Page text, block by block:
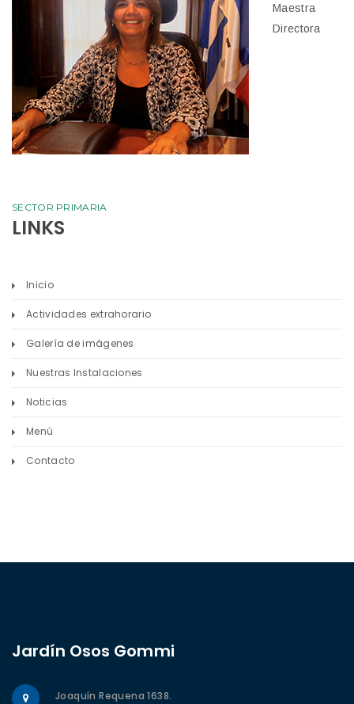
Maestra
Directora
SECTOR PRIMARIA
LINKS
Inicio
Actividades extrahorario
Galería de imágenes
Nuestras Instalaciones
Noticias
Menú
Contacto
Jardín Osos Gommi
Joaquín Requena 1638.